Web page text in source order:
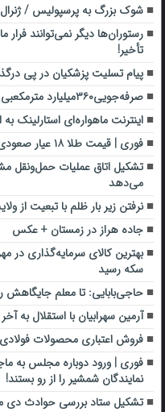
شوک بزرگ به پرسپولیس / ژنرال
رستوران‌ها دیگر نمی‌توانند
تأخیر!
پیام تسلیت پزشکیان در پی
صرفه‌جویی۳۶۰میلیارد مترمکعبی درمصرف آب جهان با یک سیاست ساده
اینترنت ماهواره‌ای استارلینک به
فوری | قیمت طلا ۱۸ عیار صعودی شد
تشکیل اتاق عملیات حمل‌ونقل
می‌دهد
نرفتن زیر بار ظلم با تبعیت از
جاده هراز در زمستان + عکس
بهترین کالای سرمایه‌گذاری در
سکه رسید
حاجی‌بابایی: تا معلم جایگاهش
آرمین سهرابیان با استقلال به
فروش اعتباری محصولات
فوری | ورود دوباره مجلس به
نمایندگان شمشیر را از رو بستند!
تشکیل ستاد بررسی حوادث دی‌